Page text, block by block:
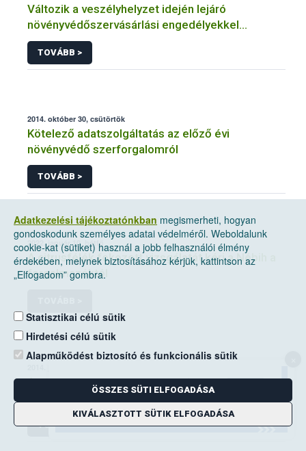
Változik a veszélyhelyzet idején lejáró
növényvédőszervásárlási engedélyekkel
kapcsolatos szabályozás
TOVÁBB >
2014. október 30, csütörtök
Kötelező adatszolgáltatás az előző évi
növényvédő szerforgalomról
TOVÁBB >
2022. január 10, hétfő
A citrusfélék fokozott vizsgálatát kéri a Nébih a
forgalmazóktól
A mezei pocok elleni védekezési kötelezettség
a földhasználók kiemelt feladata
TOVÁBB >
Adatkezelési tájékoztatónkban megismerheti, hogyan
gondoskodunk személyes adatai védelméről. Weboldalunk
cookie-kat (sütiket) használ a jobb felhasználói élmény
érdekében, melynek biztosításához kérjük, kattintson az
„Elfogadom” gombra.
Statisztikai célú sütik
Hirdetési célú sütik
Alapműködést biztosító és funkcionális sütik
ÖSSZES SÜTI ELFOGADÁSA
KIVÁLASZTOTT SÜTIK ELFOGADÁSA